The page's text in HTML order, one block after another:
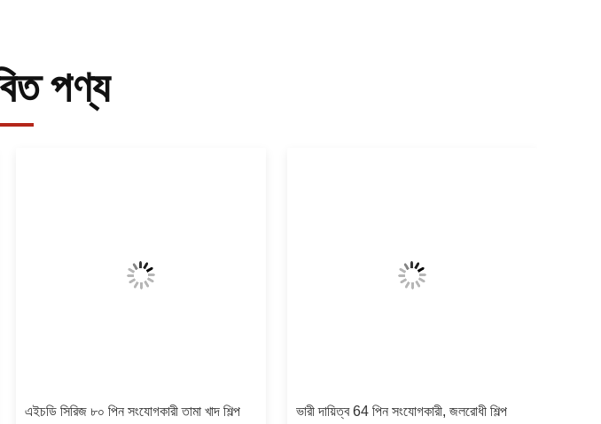
পণ্য
এইচডি সিরিজ ৮০ পিন সংযোগকারী তামা খাদ শিল্প
ভারী দায়িত্ব 64 পিন সংযোগকারী, জলরোধী শিল্প